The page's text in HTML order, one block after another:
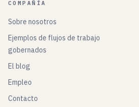
COMPAÑÍA
Sobre nosotros
Ejemplos de flujos de trabajo
gobernados
El blog
Empleo
Contacto